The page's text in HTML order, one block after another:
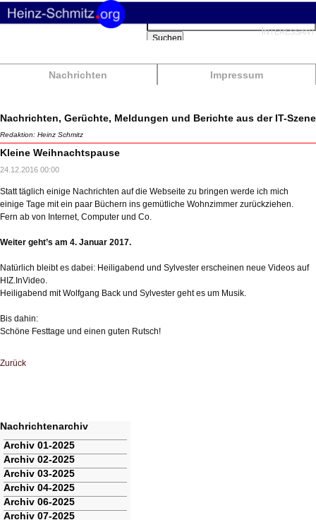
Nachrichten Impressum
Suchbegriffe
Suchen
Nachrichten, Gerüchte, Meldungen und Berichte aus der IT-Szene
Redaktion: Heinz Schmitz
Kleine Weihnachtspause
24.12.2016 00:00
Statt täglich einige Nachrichten auf die Webseite zu bringen werde ich mich
einige Tage mit ein paar Büchern ins gemütliche Wohnzimmer zurückziehen.
Fern ab von Internet, Computer und Co.
Weiter geht’s am 4. Januar 2017.
Natürlich bleibt es dabei: Heiligabend und Sylvester erscheinen neue Videos auf
HIZ.InVideo.
Heiligabend mit Wolfgang Back und Sylvester geht es um Musik.
Bis dahin:
Schöne Festtage und einen guten Rutsch!
Zurück
Nachrichtenarchiv
Navigation
überspringen
Archiv 01-2025
Archiv 02-2025
Archiv 03-2025
Archiv 04-2025
Archiv 06-2025
Archiv 07-2025